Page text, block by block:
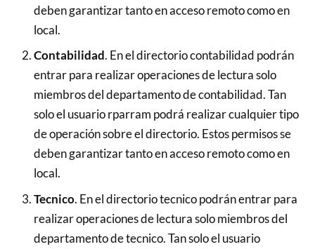
deben garantizar tanto en acceso remoto como en
local.
Contabilidad. En el directorio contabilidad podrán
entrar para realizar operaciones de lectura solo
miembros del departamento de contabilidad. Tan
solo el usuario rparram podrá realizar cualquier tipo
de operación sobre el directorio. Estos permisos se
deben garantizar tanto en acceso remoto como en
local.
Tecnico. En el directorio tecnico podrán entrar para
realizar operaciones de lectura solo miembros del
departamento de tecnico. Tan solo el usuario